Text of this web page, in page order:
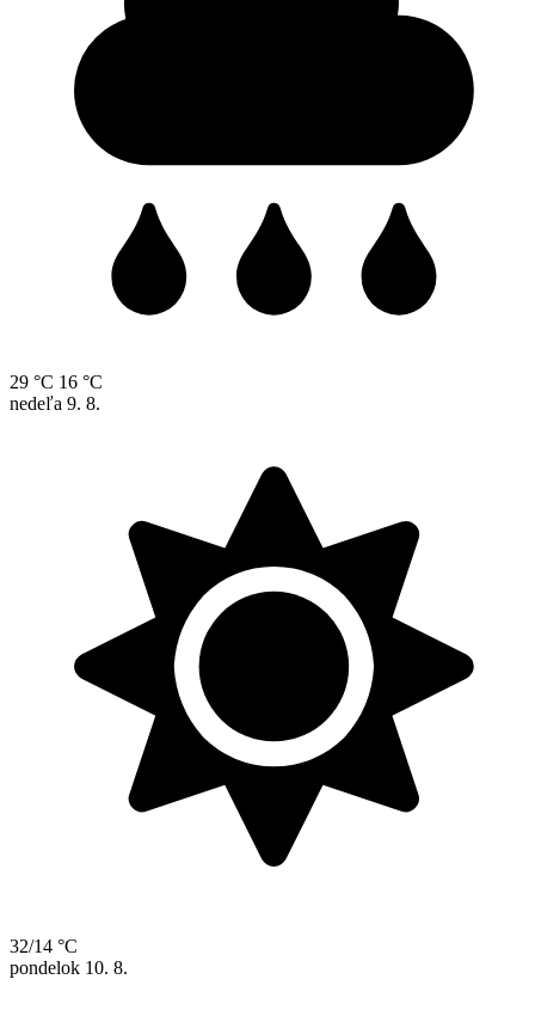
29 °C 16 °C
nedeľa 9. 8.
32/14 °C
pondelok 10. 8.